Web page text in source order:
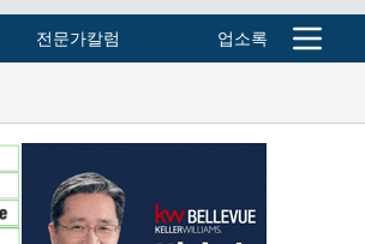
전문가칼럼 업소록